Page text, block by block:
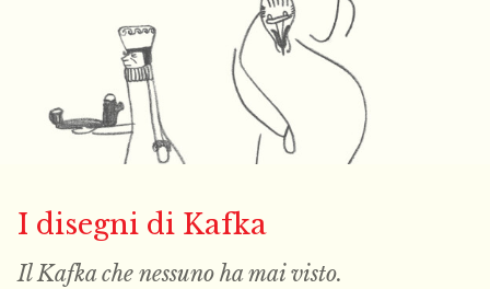
I disegni di Kafka
Il Kafka che nessuno ha maivisto.